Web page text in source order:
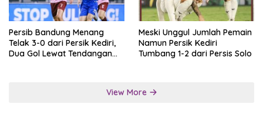
Persib Bandung Menang
Telak 3-0 dari Persik Kediri,
Dua Gol Lewat Tendangan
Meski Unggul Jumlah Pemain
Namun Persik Kediri
Tumbang 1-2 dari Persis Solo
View More